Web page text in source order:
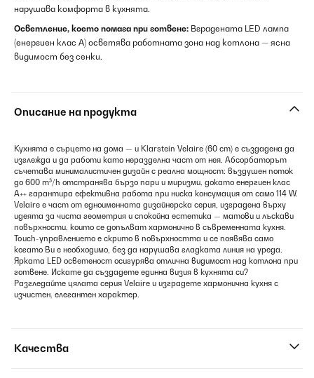
нарушава комфорта в кухнята.
Осветление, което помага при готвене: Вградената LED лампа
(енергиен клас A) осветява работната зона над котлона — ясна
видимост без сенки.
Описание на продукта
Кухнята е сърцето на дома — и Klarstein Velaire (60 cm) е създадена да
изглежда и да работи като неразделна част от нея. Абсорбаторът
съчетава минималистичен дизайн с реална мощност: въздушен поток
до 600 m³/h отстранява бързо пари и миризми, докато енергиен клас
A++ гарантира ефективна работа при ниска консумация от само 114 W.
Velaire е част от едноименната дизайнерска серия, изградена върху
идеята за чиста геометрия и спокойна естетика — матови и лъскави
повърхности, които се допълват хармонично в съвременната кухня.
Touch-управлението е скрито в повърхността и се появява само
когато Ви е необходимо, без да нарушава гладката линия на уреда.
Ярката LED осветеност осигурява отлична видимост над котлона при
готвене. Искате да създадете единна визия в кухнята си?
Разгледайте цялата серия Velaire и изградете хармонична кухня с
изчистен, елегантен характер.
Качества